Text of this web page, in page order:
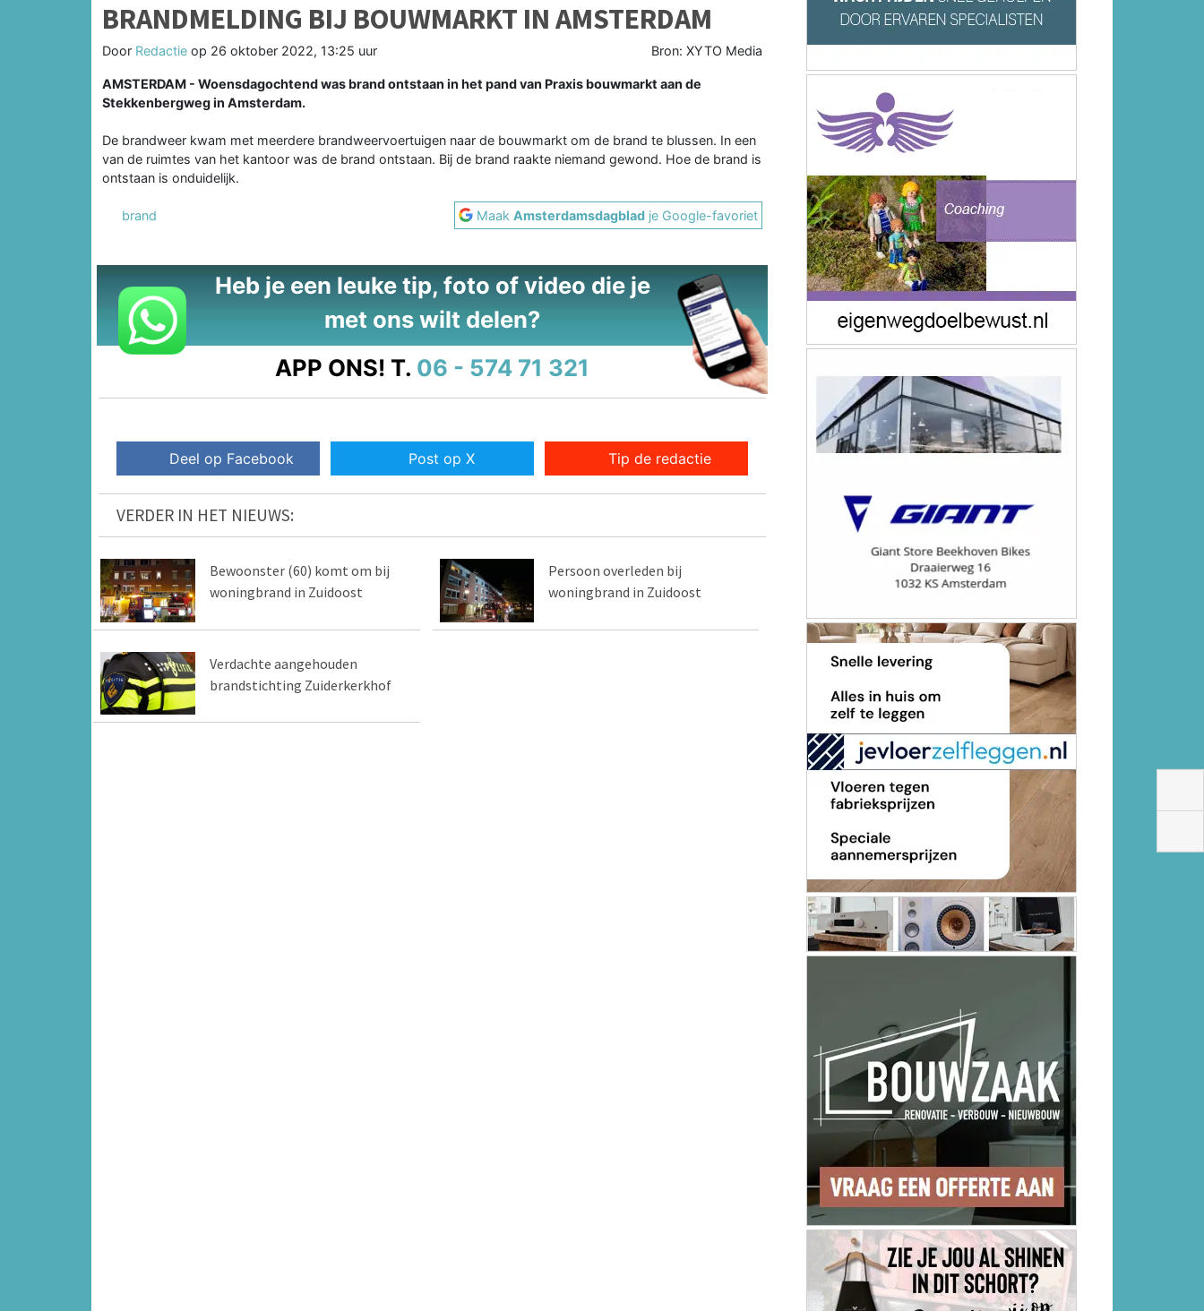
BRANDMELDING BIJ BOUWMARKT IN AMSTERDAM
Door Redactie op 26 oktober 2022, 13:25 uur Bron: XYTO Media
AMSTERDAM - Woensdagochtend was brand ontstaan in het pand van Praxis bouwmarkt aan de
Stekkenbergweg in Amsterdam.
De brandweer kwam met meerdere brandweervoertuigen naar de bouwmarkt om de brand te blussen. In een
van de ruimtes van het kantoor was de brand ontstaan. Bij de brand raakte niemand gewond. Hoe de brand is
ontstaan is onduidelijk.
brand MaakAmsterdamsdagblad je Google-favoriet
Heb je een leuke tip, foto of video die je
met ons wilt delen?
APP ONS! T. 06 - 574 71 321
Deel op Facebook Post op X Tip de redactie
VERDER IN HET NIEUWS:
Bewoonster (60) komt om bij
woningbrand in Zuidoost
Persoon overleden bij
woningbrand in Zuidoost
Verdachte aangehouden
brandstichting Zuiderkerkhof